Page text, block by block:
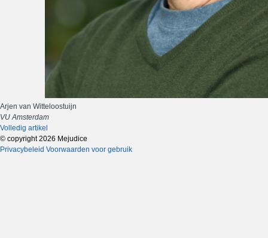
Arjen van Witteloostuijn
VU Amsterdam
Volledig artikel
© copyright 2026 Mejudice
Privacybeleid Voorwaarden voor gebruik